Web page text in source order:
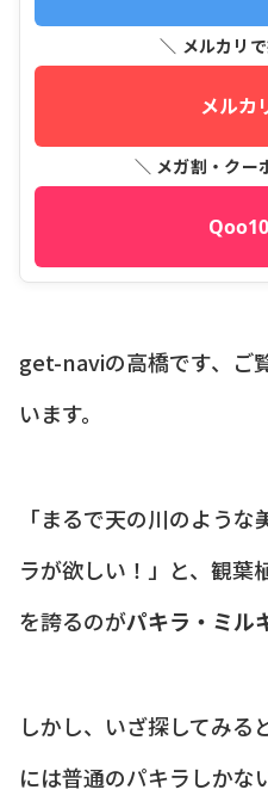
＼ メルカリ
メルカ
＼ メガ割・クー
get-naviの高橋です、ご
います。
「まるで天の川のよう
ラが欲しい！」と、観葉
を誇るのがパキラ・ミル
しかし、いざ探してみる
には普通のパキラしか